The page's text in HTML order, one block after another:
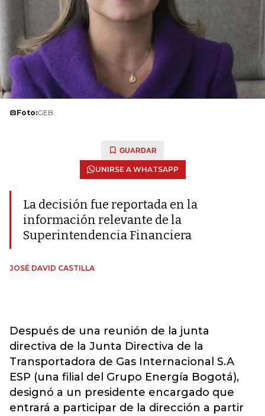
Foto:GEB
GUARDAR
UNIRSE A WHATSAPP
La decisión fue reportada en la
información relevante de la
Superintendencia Financiera
JOSÉ DAVID CASTILLA
Después de una reunión de la junta
directiva de la Junta Directiva de la
Transportadora de Gas Internacional S.A
ESP (una filial del Grupo Energía Bogotá),
designó a un presidente encargado que
entrará a participar de la dirección a partir